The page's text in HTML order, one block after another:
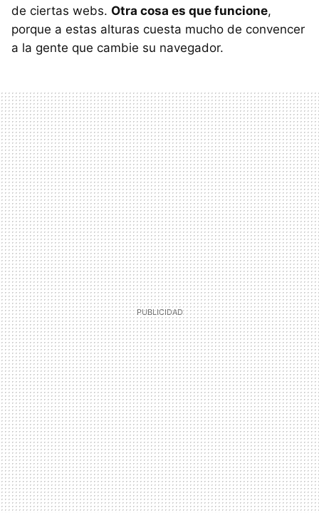
de ciertas webs. Otra cosa es que funcione,
porque a estas alturas cuesta mucho de convencer
a la gente que cambie su navegador.